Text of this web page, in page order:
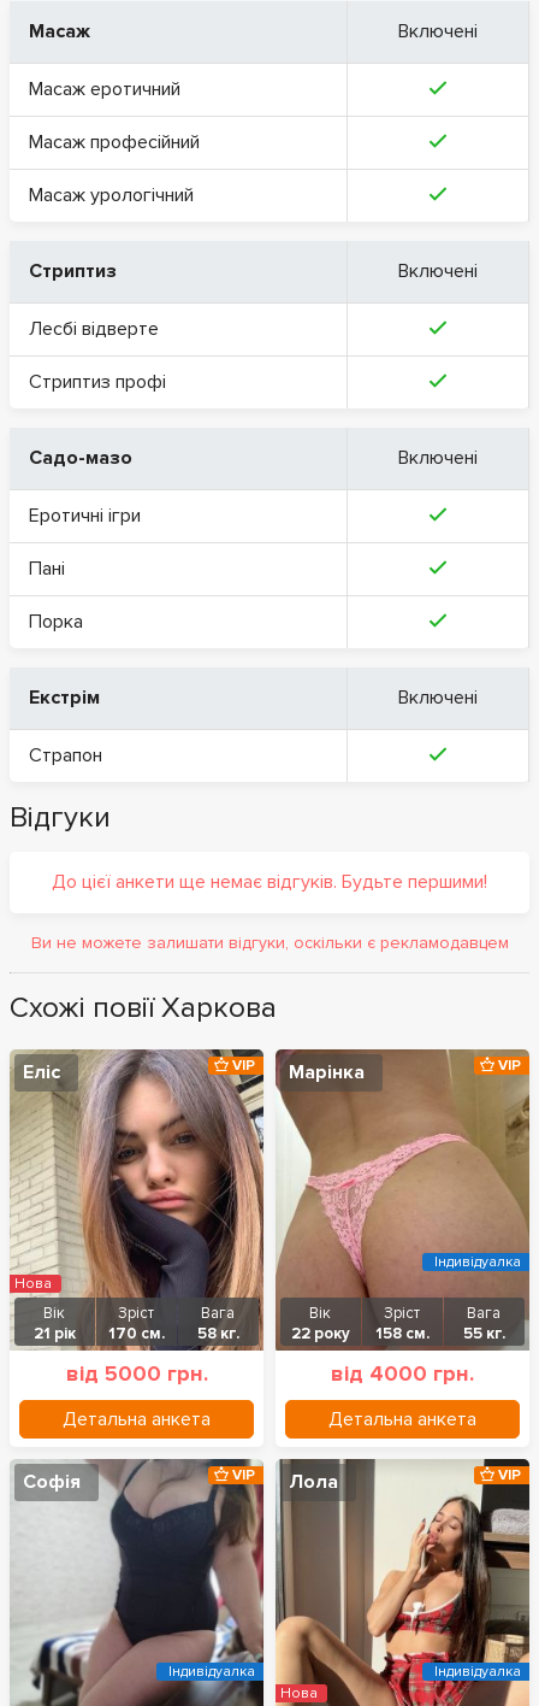
Масаж Включені
Масаж еротичний
Масаж професійний
Масаж урологічний
Стриптиз Включені
Лесбі відверте
Стриптиз профі
Садо-мазо Включені
Еротичні ігри
Пані
Порка
Екстрім Включені
Страпон
Відгуки
До цієї анкети ще немає відгуків. Будьте першими!
Ви не можете залишати відгуки, оскільки є рекламодавцем
Схожі повії Харкова
Еліс
Вік
21 рік
Зріст
170 см.
Вага
58 кг.
від 5000 грн.
Детальна анкета
VIP
Нова
Марінка
Вік
22 року
Зріст
158 см.
Вага
55 кг.
від 4000 грн.
Детальна анкета
VIP
Індивідуалка
Софія VIP
Індивідуалка
Лола VIP
Нова
Індивідуалка